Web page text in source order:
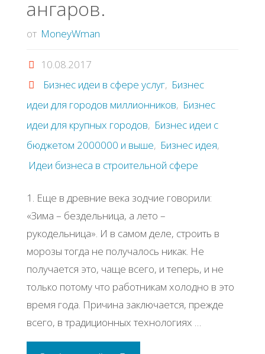
ангаров.
от MoneyWman
10.08.2017
Бизнес идеи в сфере услуг, Бизнес
идеи для городов миллионников, Бизнес
идеи для крупных городов, Бизнес идеи с
бюджетом 2000000 и выше, Бизнес идея,
Идеи бизнеса в строительной сфере
1. Еще в древние века зодчие говорили:
«Зима – бездельница, а лето –
рукодельница». И в самом деле, строить в
морозы тогда не получалось никак. Не
получается это, чаще всего, и теперь, и не
только потому что работникам холодно в это
время года. Причина заключается, прежде
всего, в традиционных технологиях …